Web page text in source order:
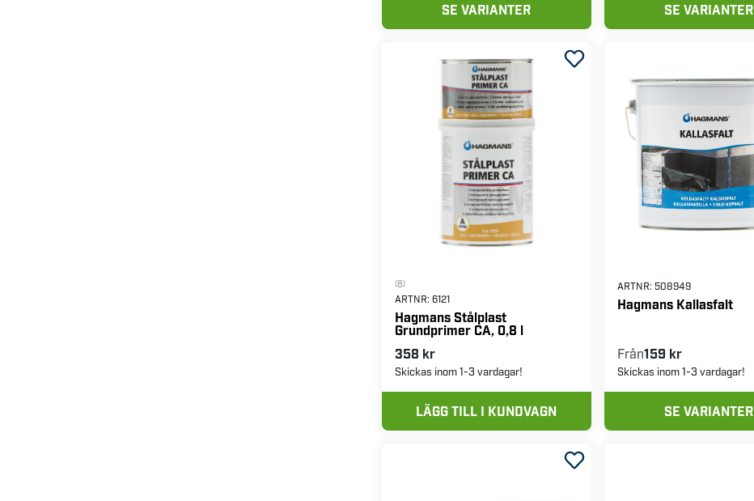
SE VARIANTER SE VARIANTER
(8)
ARTNR: 6121
Hagmans Stålplast
Grundprimer CA, 0,8 l
358 kr
Skickas inom 1-3 vardagar!
LÄGG TILL I KUNDVAGN
ARTNR: 508949
Hagmans Kallasfalt
Från159 kr
Skickas inom 1-3 vardagar!
SE VARIANTER